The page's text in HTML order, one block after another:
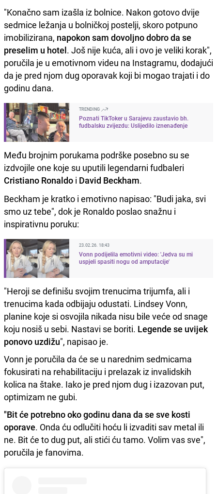
"Konačno sam izašla iz bolnice. Nakon gotovo dvije
sedmice ležanja u bolničkoj postelji, skoro potpuno
imobilizirana, napokon sam dovoljno dobro da se
preselim u hotel. Još nije kuća, ali i ovo je veliki korak",
poručila je u emotivnom videu na Instagramu, dodajući
da je pred njom dug oporavak koji bi mogao trajati i do
godinu dana.
TRENDING
Poznati TikToker u Sarajevu zaustavio bh.
fudbalsku zvijezdu: Uslijedilo iznenađenje
Među brojnim porukama podrške posebno su se
izdvojile one koje su uputili legendarni fudbaleri
Cristiano Ronaldo i David Beckham.
Beckham je kratko i emotivno napisao: "Budi jaka, svi
smo uz tebe", dok je Ronaldo poslao snažnu i
inspirativnu poruku:
23.02.26. 18:43
Vonn podijelila emotivni video: 'Jedva su mi
uspjeli spasiti nogu od amputacije'
"Heroji se definišu svojim trenucima trijumfa, ali i
trenucima kada odbijaju odustati. Lindsey Vonn,
planine koje si osvojila nikada nisu bile veće od snage
koju nosiš u sebi. Nastavi se boriti. Legende se uvijek
ponovo uzdižu", napisao je.
Vonn je poručila da će se u narednim sedmicama
fokusirati na rehabilitaciju i prelazak iz invalidskih
kolica na štake. Iako je pred njom dug i izazovan put,
optimizam ne gubi.
"Bit će potrebno oko godinu dana da se sve kosti
oporave. Onda ću odlučiti hoću li izvaditi sav metal ili
ne. Bit će to dug put, ali stići ću tamo. Volim vas sve",
poručila je fanovima.